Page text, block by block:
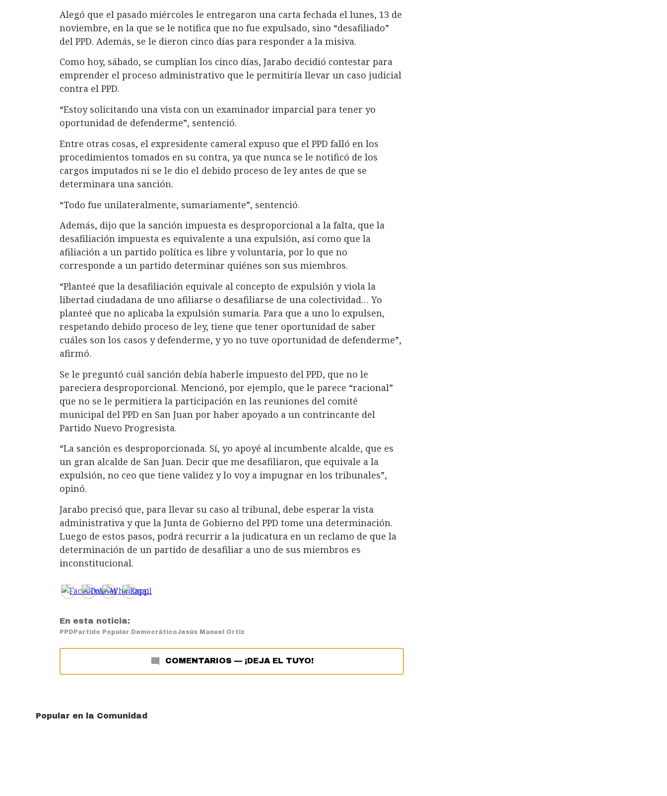
Alegó que el pasado miércoles le entregaron una carta fechada el lunes, 13 de
noviembre, en la que se le notifica que no fue expulsado, sino “desafiliado”
del PPD. Además, se le dieron cinco días para responder a la misiva.
Como hoy, sábado, se cumplían los cinco días, Jarabo decidió contestar para
emprender el proceso administrativo que le permitiría llevar un caso judicial
contra el PPD.
“Estoy solicitando una vista con un examinador imparcial para tener yo
oportunidad de defenderme”, sentenció.
Entre otras cosas, el expresidente cameral expuso que el PPD falló en los
procedimientos tomados en su contra, ya que nunca se le notificó de los
cargos imputados ni se le dio el debido proceso de ley antes de que se
determinara una sanción.
“Todo fue unilateralmente, sumariamente”, sentenció.
Además, dijo que la sanción impuesta es desproporcional a la falta, que la
desafiliación impuesta es equivalente a una expulsión, así como que la
afiliación a un partido política es libre y voluntaria, por lo que no
corresponde a un partido determinar quiénes son sus miembros.
“Planteé que la desafiliación equivale al concepto de expulsión y viola la
libertad ciudadana de uno afiliarse o desafiliarse de una colectividad… Yo
planteé que no aplicaba la expulsión sumaria. Para que a uno lo expulsen,
respetando debido proceso de ley, tiene que tener oportunidad de saber
cuáles son los casos y defenderme, y yo no tuve oportunidad de defenderme”,
afirmó.
Se le preguntó cuál sanción debía haberle impuesto del PPD, que no le
pareciera desproporcional. Mencionó, por ejemplo, que le parece “racional”
que no se le permitiera la participación en las reuniones del comité
municipal del PPD en San Juan por haber apoyado a un contrincante del
Partido Nuevo Progresista.
“La sanción es desproporcionada. Sí, yo apoyé al incumbente alcalde, que es
un gran alcalde de San Juan. Decir que me desafiliaron, que equivale a la
expulsión, no ceo que tiene validez y lo voy a impugnar en los tribunales”,
opinó.
Jarabo precisó que, para llevar su caso al tribunal, debe esperar la vista
administrativa y que la Junta de Gobierno del PPD tome una determinación.
Luego de estos pasos, podrá recurrir a la judicatura en un reclamo de que la
determinación de un partido de desafiliar a uno de sus miembros es
inconstitucional.
En esta noticia:
PPD Partido Popular DemocráticoJesús Manuel Ortiz
COMENTARIOS — ¡DEJA EL TUYO!
Popular en la Comunidad